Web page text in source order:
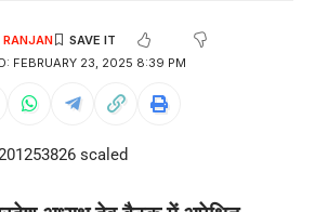
FEBRUARY 23, 2025 8:39 PM
RANJAN